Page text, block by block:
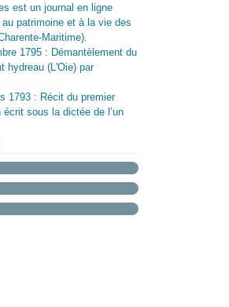
est un journal en ligne
patrimoine et à la vie des
Maritime).
1795 : Démantèlement du
hydreau (L'Oie) par
1793 : Récit du premier
sous la dictée de l’un